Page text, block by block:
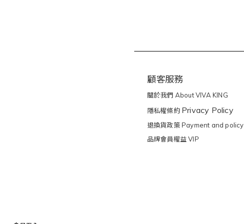
顧客服務
關於我們 About VIVA KING
隱私權條約 Privacy Policy
退換貨政策 Payment and policy
品牌會員權益 VIP